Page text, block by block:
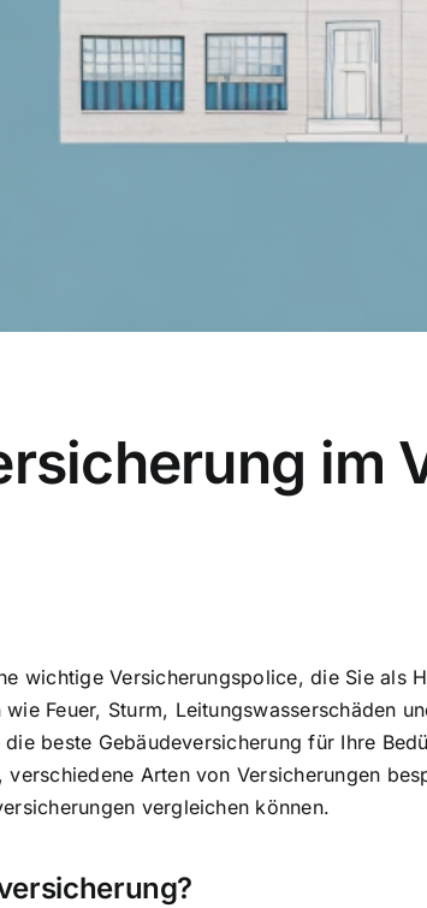
im
wichtige Versicherungspolice, die Sie
Feuer, Sturm, Leitungswasserschäden
die beste Gebäudeversicherung für Ihre
Arten von Versicherungen
vergleichen können.